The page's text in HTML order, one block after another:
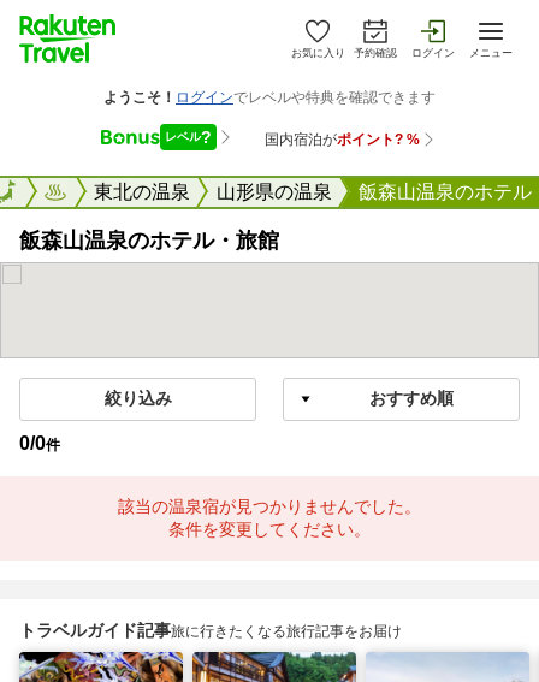
お気に入り 予約確認 ログイン メニュー
楽天トラベル東北の温泉 山形県の温泉 飯森山温泉のホテル
飯森山温泉のホテル・旅館
絞り込み
0/0件
該当の温泉宿が見つかりませんでした。
条件を変更してください。
トラベルガイド記事旅に行きたくなる旅行記事をお届け